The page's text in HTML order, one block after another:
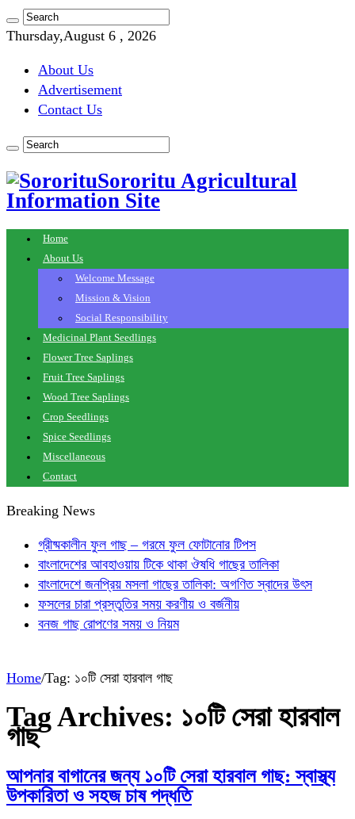
Thursday,August 6 , 2026
About Us
Advertisement
Contact Us
Sororitu Agricultural
Information Site
Home
About Us
Welcome Message
Mission & Vision
Social Responsibility
Medicinal Plant Seedlings
Flower Tree Saplings
Fruit Tree Saplings
Wood Tree Saplings
Crop Seedlings
Spice Seedlings
Miscellaneous
Contact
Breaking News
গ্রীষ্মকালীন ফুল গাছ – গরমে ফুল ফোটানোর টিপস
বাংলাদেশের আবহাওয়ায় টিকে থাকা ঔষধি গাছের তালিকা
বাংলাদেশে জনপ্রিয় মসলা গাছের তালিকা: অগণিত স্বাদের উৎস
ফসলের চারা প্রস্তুতির সময় করণীয় ও বর্জনীয়
বনজ গাছ রোপণের সময় ও নিয়ম
Home/Tag: ১০টি সেরা হারবাল গাছ
Tag Archives: ১০টি সেরা হারবাল
গাছ
আপনার বাগানের জন্য ১০টি সেরা হারবাল গাছ: স্বাস্থ্য
উপকারিতা ও সহজ চাষ পদ্ধতি